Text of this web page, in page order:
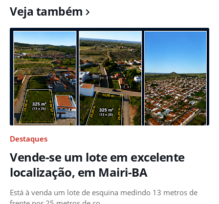
Veja também
Destaques
Vende-se um lote em excelente
localização, em Mairi-BA
Está à venda um lote de esquina medindo 13 metros de